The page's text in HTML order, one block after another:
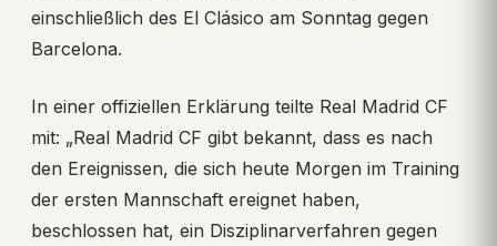
einschließlich des El Clásico am Sonntag gegen
Barcelona.
In einer offiziellen Erklärung teilte Real Madrid CF
mit: „Real Madrid CF gibt bekannt, dass es nach
den Ereignissen, die sich heute Morgen im Training
der ersten Mannschaft ereignet haben,
beschlossen hat, ein Disziplinarverfahren gegen